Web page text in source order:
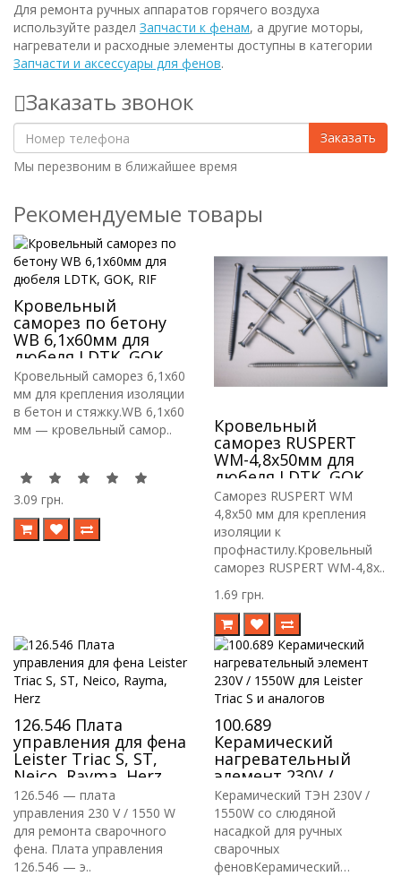
Для ремонта ручных аппаратов горячего воздуха
используйте раздел Запчасти к фенам, а другие моторы,
нагреватели и расходные элементы доступны в категории
Запчасти и аксессуары для фенов.
Заказать звонок
Заказать
Мы перезвоним в ближайшее время
Рекомендуемые товары
Кровельный
саморез по бетону
WB 6,1х60мм для
дюбеля LDTK, GOK,
RIF
Кровельный саморез 6,1х60
мм для крепления изоляции
в бетон и стяжку.WB 6,1х60
мм — кровельный самор..
3.09 грн.
Кровельный
саморез RUSPERT
WM-4,8х50мм для
дюбеля LDTK, GOK,
RIF.
Саморез RUSPERT WM
4,8х50 мм для крепления
изоляции к
профнастилу.Кровельный
саморез RUSPERT WM-4,8х..
1.69 грн.
126.546 Плата
управления для фена
Leister Triac S, ST,
Neico, Rayma, Herz
126.546 — плата
управления 230 V / 1550 W
для ремонта сварочного
фена. Плата управления
126.546 — э..
100.689
Керамический
нагревательный
элемент 230V /
1550W для Leister
Triac S и аналогов
Керамический ТЭН 230V /
1550W со слюдяной
насадкой для ручных
сварочных
феновКерамический